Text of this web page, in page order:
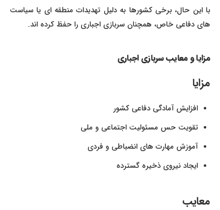
با این حال، برخی کشورها به دلیل تهدیدات منطقه ای یا سیاست
های دفاعی خاص، همچنان سربازی اجباری را حفظ کرده اند.
مزایا و معایب سربازی اجباری
مزایا
افزایش آمادگی دفاعی کشور
تقویت حس مسئولیت اجتماعی و ملی
آموزش مهارت های انضباطی و فردی
ایجاد نیروی ذخیره گسترده
معایب